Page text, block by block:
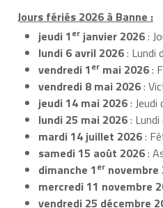
Jours fériés 2026 à Banne :
jeudi 1er janvier 2026:
lundi 6 avril 2026: Lundi
vendredi 1er mai 2026:
vendredi 8 mai 2026:
jeudi 14 mai 2026: Jeudi
lundi 25 mai 2026:
mardi 14 juillet 2026:
samedi 15 août 2026:
dimanche 1er novembre
mercredi 11 novembre
vendredi 25 décembre